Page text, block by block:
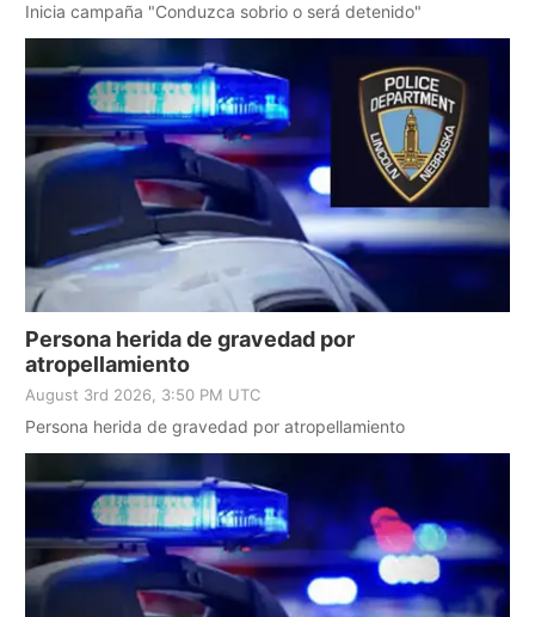
Inicia campaña "Conduzca sobrio o será detenido"
Persona herida de gravedad por
atropellamiento
August 3rd 2026, 3:50 PM UTC
Persona herida de gravedad por atropellamiento